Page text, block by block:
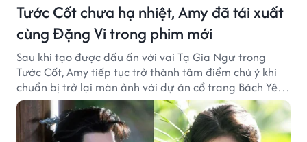
Tước Cốt chưa hạ nhiệt, Amy đã tái xuất
cùng Đặng Vi trong phim mới
Sau khi tạo được dấu ấn với vai Tạ Gia Ngư trong
Tước Cốt, Amy tiếp tục trở thành tâm điểm chú ý khi
chuẩn bị trở lại màn ảnh với dự án cổ trang Bách Yêu
Phổ.